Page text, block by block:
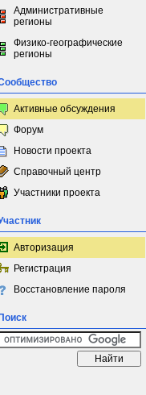
Административные
регионы
Физико-географические
регионы
Активные обсуждения
Форум
Новости проекта
Справочный центр
Участники проекта
Авторизация
Регистрация
Восстановление пароля
Поиск